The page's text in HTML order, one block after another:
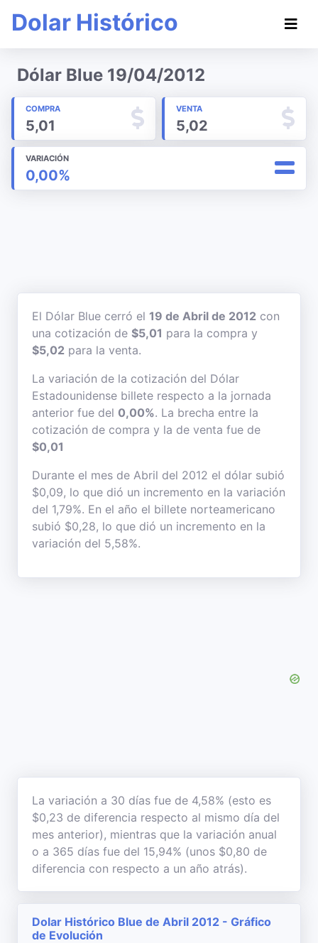
Dolar Histórico
Dólar Blue 19/04/2012
COMPRA
5,01
VENTA
5,02
VARIACIÓN
0,00%
El Dólar Blue cerró el 19 de Abril de 2012 con
una cotización de $5,01 para la compra y
$5,02 para la venta.
La variación de la cotización del Dólar
Estadounidense billete respecto a la jornada
anterior fue del 0,00%. La brecha entre la
cotización de compra y la de venta fue de
$0,01
Durante el mes de Abril del 2012 el dólar subió
$0,09, lo que dió un incremento en la variación
del 1,79%. En el año el billete norteamericano
subió $0,28, lo que dió un incremento en la
variación del 5,58%.
La variación a 30 días fue de 4,58% (esto es
$0,23 de diferencia respecto al mismo día del
mes anterior), mientras que la variación anual
o a 365 días fue del 15,94% (unos $0,80 de
diferencia con respecto a un año atrás).
Dolar Histórico Blue de Abril 2012 - Gráfico
de Evolución